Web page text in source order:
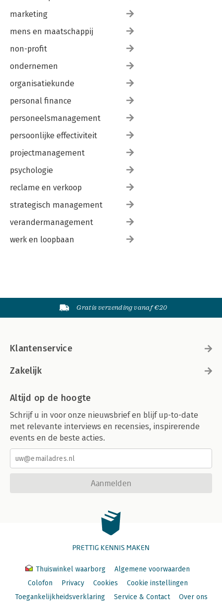
marketing
mens en maatschappij
non-profit
ondernemen
organisatiekunde
personal finance
personeelsmanagement
persoonlijke effectiviteit
projectmanagement
psychologie
reclame en verkoop
strategisch management
verandermanagement
werk en loopbaan
Gratis verzending vanaf €20
Klantenservice
Zakelijk
Altijd op de hoogte
Schrijf u in voor onze nieuwsbrief en blijf up-to-date
met relevante interviews en recensies, inspirerende
events en de beste acties.
Aanmelden
PRETTIG KENNIS MAKEN
Thuiswinkel waarborg
Algemene voorwaarden
Colofon
Privacy Cookies
Cookie instellingen
Toegankelijkheidsverklaring
Service & Contact Over ons